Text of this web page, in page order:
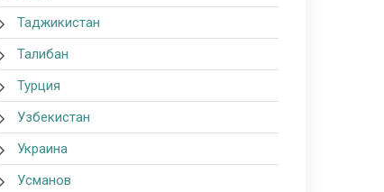
Таджикистан
Талибан
Турция
Узбекистан
Украина
Усманов